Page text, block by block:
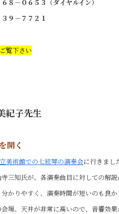
８－０６５３（ダイヤルイン）
９－７７２１
覧下さい
紀子先生
開く
美術館での七絃琴の演奏会に行きまし
三知氏が、各演奏曲目に対しての解
かりやすく、演奏時間が短いのも良か
場、天井が非常に高いので、音響効